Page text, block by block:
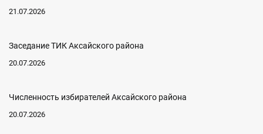
21.07.2026
Заседание ТИК Аксайского района
20.07.2026
Численность избирателей Аксайского района
20.07.2026